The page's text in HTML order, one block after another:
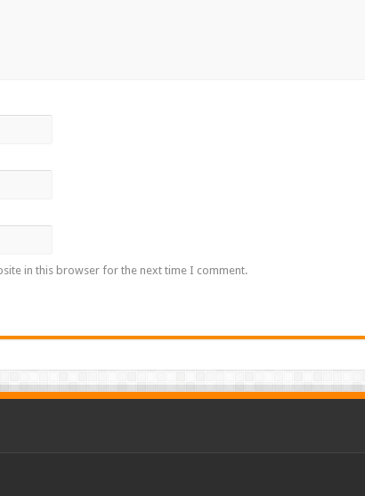
in this browser for the next time I comment.